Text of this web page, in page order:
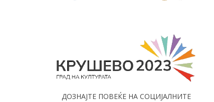
ДОЗНАЈТЕ ПОВЕЌЕ НА СОЦИЈАЛНИТЕ